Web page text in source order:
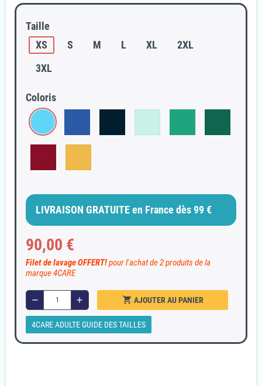
Taille
XS
S M L XL
2XL
3XL
Coloris
LIVRAISON GRATUITE en France dès 99 €
90,00 €
Filet de lavage OFFERT!pour l'achat de 2 produits de la
marque 4CARE
remove add shopping_cart AJOUTER AU PANIER
4CARE ADULTE GUIDE DES TAILLES